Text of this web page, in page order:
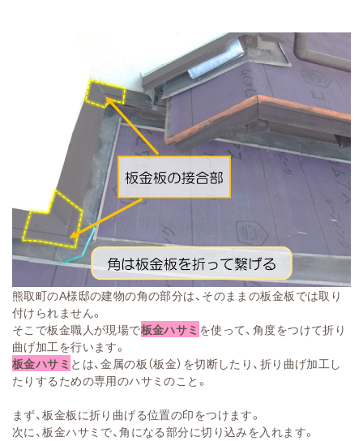
熊取町のA様邸の建物の角の部分は、そのままの板金板では取り
付けられません。
そこで板金職人が現場で板金ハサミ を使って、角度をつけて折り
曲げ加工を行います。
板金ハサミ とは、金属の板（板金）を切断したり、折り曲げ加工し
たりするための専用のハサミのこと。
まず、板金板に折り曲げる位置の印をつけます。
次に、板金ハサミで、角になる部分に切り込みを入れます。